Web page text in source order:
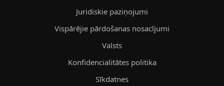
Juridiskie paziņojumi
Vispārējie pārdošanas nosacījumi
Valsts
Konfidencialitātes politika
Sīkdatnes